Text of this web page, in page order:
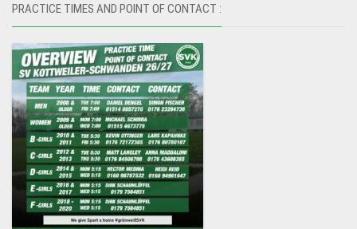
PRACTICE TIMES AND POINT OF CONTACT :